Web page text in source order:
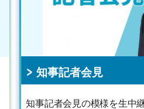
知事記者会見
知事記者会見の模様を生中